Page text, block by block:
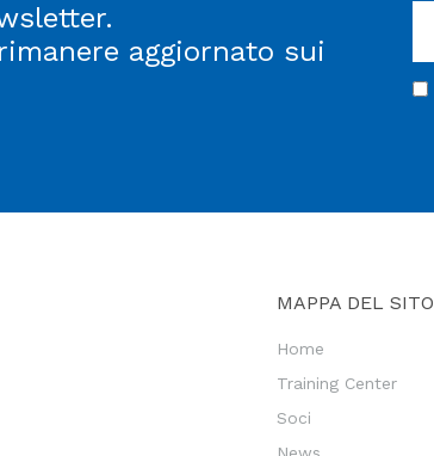
aggiornato sui
MAPPA DEL SITO
Home
Training Center
Soci